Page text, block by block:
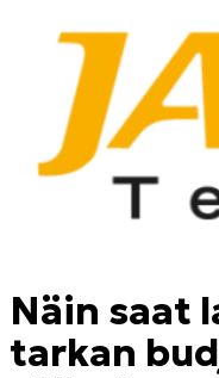
Näin saat
tarkan